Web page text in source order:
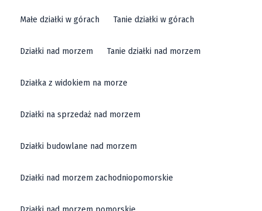
Małe działki w górach Tanie działki w górach
Działki nad morzem Tanie działki nad morzem
Działka z widokiem na morze
Działki na sprzedaż nad morzem
Działki budowlane nad morzem
Działki nad morzem zachodniopomorskie